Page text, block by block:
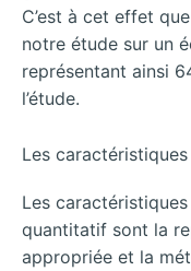
C’est à cet effet
notre étude sur un
représentant ainsi
l’étude.
Les caractéristiques
Les
quantitatif sont la
appropriée et la